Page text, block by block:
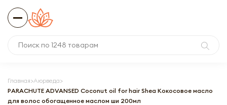
Главная Аюрведа
PARACHUTE ADVANSED Coconut oil for hair Shea Кокосовое масло
для волос обогащенное маслом ши 200мл